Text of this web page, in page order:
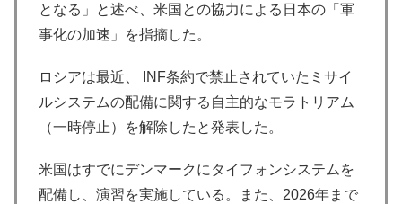
となる」と述べ、米国との協力による日本の「軍
事化の加速」を指摘した。
ロシアは最近、 INF条約で禁止されていたミサイ
ルシステムの配備に関する自主的なモラトリアム
（一時停止）を解除したと発表した。
米国はすでにデンマークにタイフォンシステムを
配備し、演習を実施している。また、2026年まで